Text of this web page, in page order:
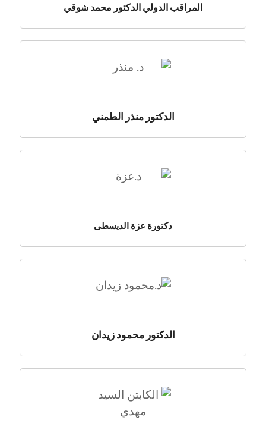
المراقب الدولي الدكتور محمد شوقي
الدكتور منذر الطمني
دكتورة عزة الديسطى
الدكتور محمود زيدان